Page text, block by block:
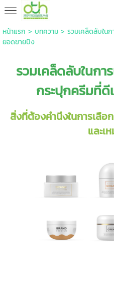
หน้าแรก > บทความ> รวมเคล็ดลับใน
ยอดขายปัง
รวมเคล็ดลับในก
กระปุกครีมที่ดี
สิ่งที่ต้องคำนึงในการเลื
และเ